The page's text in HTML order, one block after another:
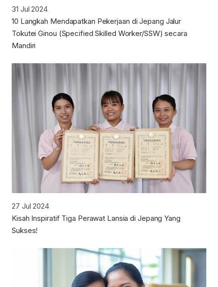
31 Jul 2024
10 Langkah Mendapatkan Pekerjaan di Jepang Jalur
Tokutei Ginou (Specified Skilled Worker/SSW) secara
Mandiri
27 Jul 2024
Kisah Inspiratif Tiga Perawat Lansia di Jepang Yang
Sukses!